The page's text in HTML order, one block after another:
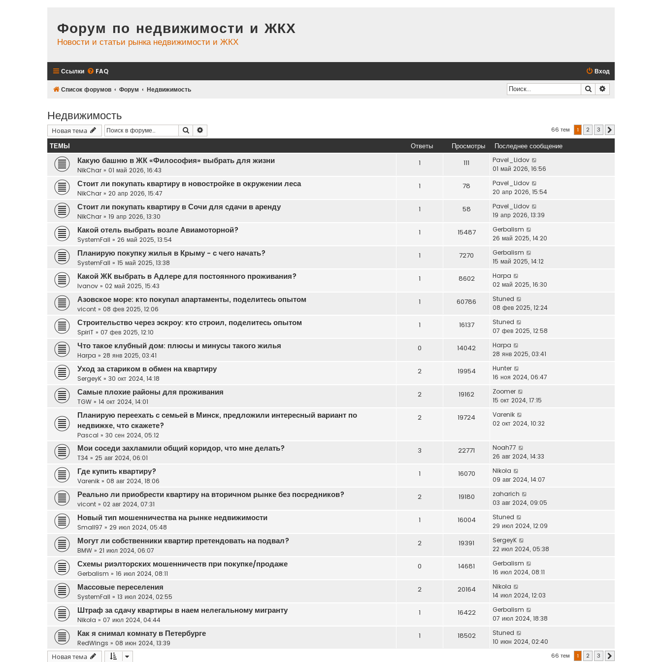
Форум по недвижимости и ЖКХ
Новости и статьи рынка недвижимости и ЖКХ
Ссылки FAQ Вход
Список форумов Форум Недвижимость Поиск
Недвижимость
Новая тема Поиск 66 тем 1 2 3
ТЕМЫ Ответы Просмотры Последнее сообщение
Какую башню в ЖК «Философия» выбрать для жизни
NikChar » 01 май 2026, 16:43
1 111
Pavel_Lidov
01 май 2026, 16:56
Стоит ли покупать квартиру в новостройке в окружении леса
NikChar » 20 апр 2026, 15:47
1 78
Pavel_Lidov
20 апр 2026, 15:54
Стоит ли покупать квартиру в Сочи для сдачи в аренду
NikChar » 19 апр 2026, 13:30
1 58
Pavel_Lidov
19 апр 2026, 13:39
Какой отель выбрать возле Авиамоторной?
SystemFall » 26 май 2025, 13:54
1 15487
Gerbalism
26 май 2025, 14:20
Планирую покупку жилья в Крыму - с чего начать?
SystemFall » 15 май 2025, 13:38
1 7270
Gerbalism
15 май 2025, 14:12
Какой ЖК выбрать в Адлере для постоянного проживания?
Ivanov » 02 май 2025, 15:43
1 8602
Harpa
02 май 2025, 16:30
Азовское море: кто покупал апартаменты, поделитесь опытом
vicont » 08 фев 2025, 12:06
1 60786
Stuned
08 фев 2025, 12:24
Строительство через эскроу: кто строил, поделитесь опытом
SpiriT » 07 фев 2025, 12:10
1 16137
Stuned
07 фев 2025, 12:58
Что такое клубный дом: плюсы и минусы такого жилья
Harpa » 28 янв 2025, 03:41
0 14042
Harpa
28 янв 2025, 03:41
Уход за стариком в обмен на квартиру
SergeyK » 30 окт 2024, 14:18
2 19954
Hunter
16 ноя 2024, 06:47
Самые плохие районы для проживания
TGW » 14 окт 2024, 14:01
2 19162
Zoomer
15 окт 2024, 17:15
Планирую переехать с семьей в Минск, предложили интересный вариант по
недвижке, что скажете?
Pascal » 30 сен 2024, 05:12
2 19724
Varenik
02 окт 2024, 10:32
Мои соседи захламили общий коридор, что мне делать?
T34 » 25 авг 2024, 06:01
3 22771
Noah77
26 авг 2024, 14:33
Где купить квартиру?
Varenik » 08 авг 2024, 18:06
1 16070
Nikola
09 авг 2024, 14:07
Реально ли приобрести квартиру на вторичном рынке без посредников?
vicont » 02 авг 2024, 07:31
2 19180
zaharich
03 авг 2024, 09:05
Новый тип мошенничества на рынке недвижимости
Small97 » 29 июл 2024, 05:48
1 16004
Stuned
29 июл 2024, 12:09
Могут ли собственники квартир претендовать на подвал?
BMW » 21 июл 2024, 06:07
2 19391
SergeyK
22 июл 2024, 05:38
Схемы риэлторских мошенничеств при покупке/продаже
Gerbalism » 16 июл 2024, 08:11
0 14681
Gerbalism
16 июл 2024, 08:11
Массовые переселения
SystemFall » 13 июл 2024, 02:55
2 20164
Nikola
14 июл 2024, 12:03
Штраф за сдачу квартиры в наем нелегальному мигранту
Nikola » 07 июл 2024, 04:44
1 16422
Gerbalism
07 июл 2024, 18:38
Как я снимал комнату в Петербурге
RedWings » 08 июн 2024, 13:39
1 18502
Stuned
10 июн 2024, 02:40
Новая тема 66 тем 1 2 3